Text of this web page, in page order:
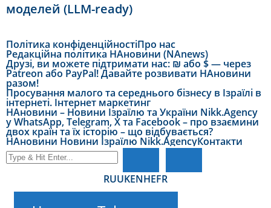
моделей (LLM-ready)
Політика конфіденційностіПро нас
Редакційна політика НАновини (NAnews)
Друзі, ви можете підтримати нас: ₪ або $ — через
Patreon або PayPal! Давайте розвивати НАновини
разом!
Просування малого та середнього бізнесу в Ізраїлі в
інтернеті. Інтернет маркетинг
НАновини – Новини Ізраїлю та України Nikk.Agency
у WhatsApp, Telegram, X та Facebook – про взаємини
двох країн та їх історію – що відбувається?
НАновини Новини Ізраїлю Nikk.AgencyКонтакти
RUUKENHEFR